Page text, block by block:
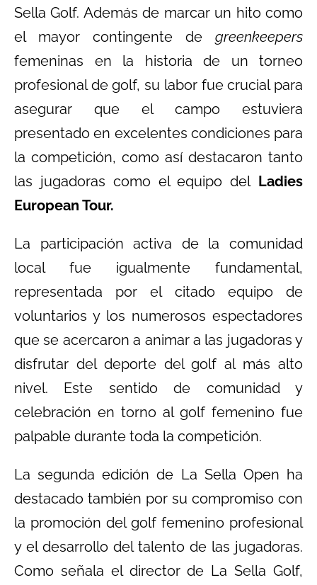
Sella Golf. Además de marcar un hito como
el mayor contingente de greenkeepers
femeninas en la historia de un torneo
profesional de golf, su labor fue crucial para
asegurar que el campo estuviera
presentado en excelentes condiciones para
la competición, como así destacaron tanto
las jugadoras como el equipo delLadies
European Tour.
La participación activa de la comunidad
local fue igualmente fundamental,
representada por el citado equipo de
voluntarios y los numerosos espectadores
que se acercaron a animar a las jugadoras y
disfrutar del deporte del golf al más alto
nivel. Este sentido de comunidad y
celebración en torno al golf femenino fue
palpable durante toda la competición.
La segunda edición de La Sella Open ha
destacado también por su compromiso con
la promoción del golf femenino profesional
y el desarrollo del talento de las jugadoras.
Como señala el director de La Sella Golf,